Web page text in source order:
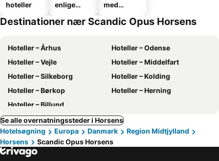
hoteller
enlige
med
Destinationer nær Scandic Opus Horsens
Hoteller – Århus
Hoteller – Odense
Hoteller – Vejle
Hoteller – Middelfart
Hoteller – Silkeborg
Hoteller – Kolding
Hoteller – Børkop
Hoteller – Herning
Hoteller – Billund
Se alle overnatningssteder i Horsens
Hotelsøgning
Europa Danmark
Region Midtjylland
Horsens
Scandic Opus Horsens